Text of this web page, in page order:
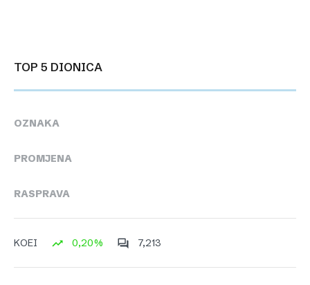
TOP 5 DIONICA
OZNAKA
PROMJENA
RASPRAVA
KOEI 0,20% 7,213